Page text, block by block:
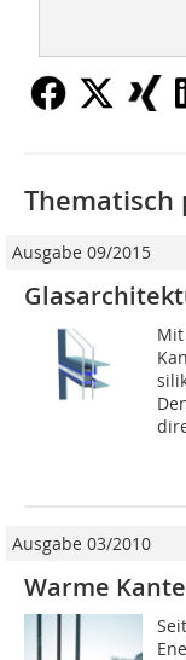
Thematisch
Ausgabe 09/2015
Ausgabe 03/2010
Warme Kante